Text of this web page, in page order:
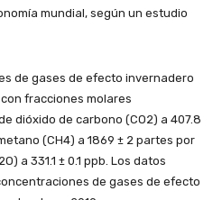
mundial, según un estudio
de gases de efecto invernadero
fracciones molares
dióxido de carbono (CO2) a 407.8
(CH4) a 1869 ± 2 partes por
a 331.1 ± 0.1 ppb. Los datos
de gases de efecto